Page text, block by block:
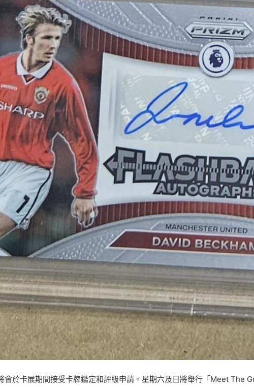
會於卡展期間接受卡牌鑑定和評級申請。星期六及日將舉行「Meet The